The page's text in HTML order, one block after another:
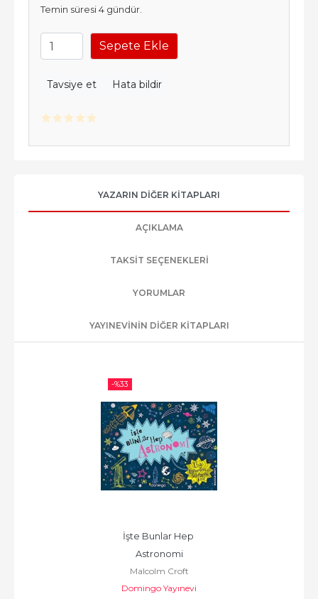
Temin süresi 4 gündür.
Sepete Ekle
Tavsiye et Hata bildir
YAZARIN DIĞER KITAPLARI
AÇIKLAMA
TAKSIT SEÇENEKLERI
YORUMLAR
YAYINEVININ DIĞER KITAPLARI
-%33
İşte Bunlar Hep
Astronomi
Malcolm Croft
Domingo Yayınevi